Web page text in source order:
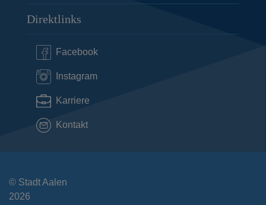
Direktlinks
Facebook
Instagram
Karriere
Kontakt
© Stadt Aalen
2026